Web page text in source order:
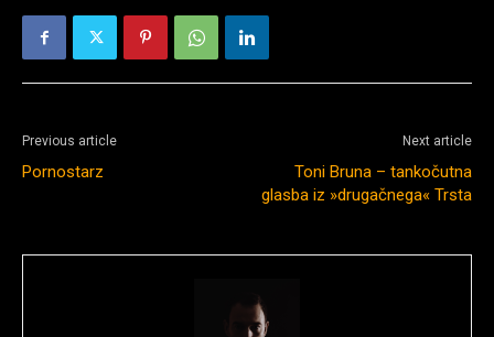
Previous article
Pornostarz
Next article
Toni Bruna – tankočutna
glasba iz »drugačnega« Trsta